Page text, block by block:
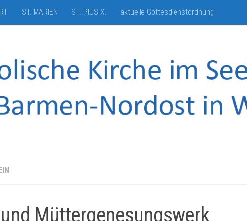
ST. MARIEN ST. PIUS X. aktuelle Gottesdienstordnung
Müttergenesungswerk